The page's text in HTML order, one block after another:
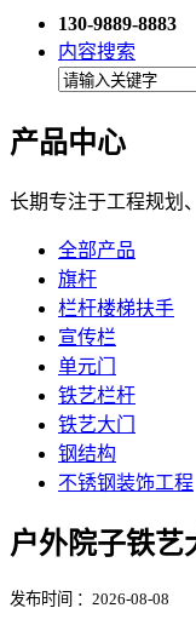
130-9889-8883
内容搜索
产品中心
长期专注于工程规划
全部产品
旗杆
栏杆楼梯扶手
宣传栏
单元门
铁艺栏杆
铁艺大门
钢结构
不锈钢装饰工程
户外院子铁艺
发布时间 ：2026-08-08